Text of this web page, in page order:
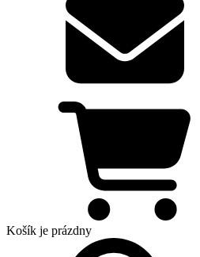
Košík je prázdny